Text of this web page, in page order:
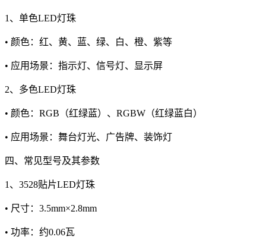
1、单色LED灯珠
• 颜色：红、黄、蓝、绿、白、橙、紫等
• 应用场景：指示灯、信号灯、显示屏
2、多色LED灯珠
• 颜色：RGB（红绿蓝）、RGBW（红绿蓝白）
• 应用场景：舞台灯光、广告牌、装饰灯
四、常见型号及其参数
1、3528贴片LED灯珠
• 尺寸：3.5mm×2.8mm
• 功率：约0.06瓦